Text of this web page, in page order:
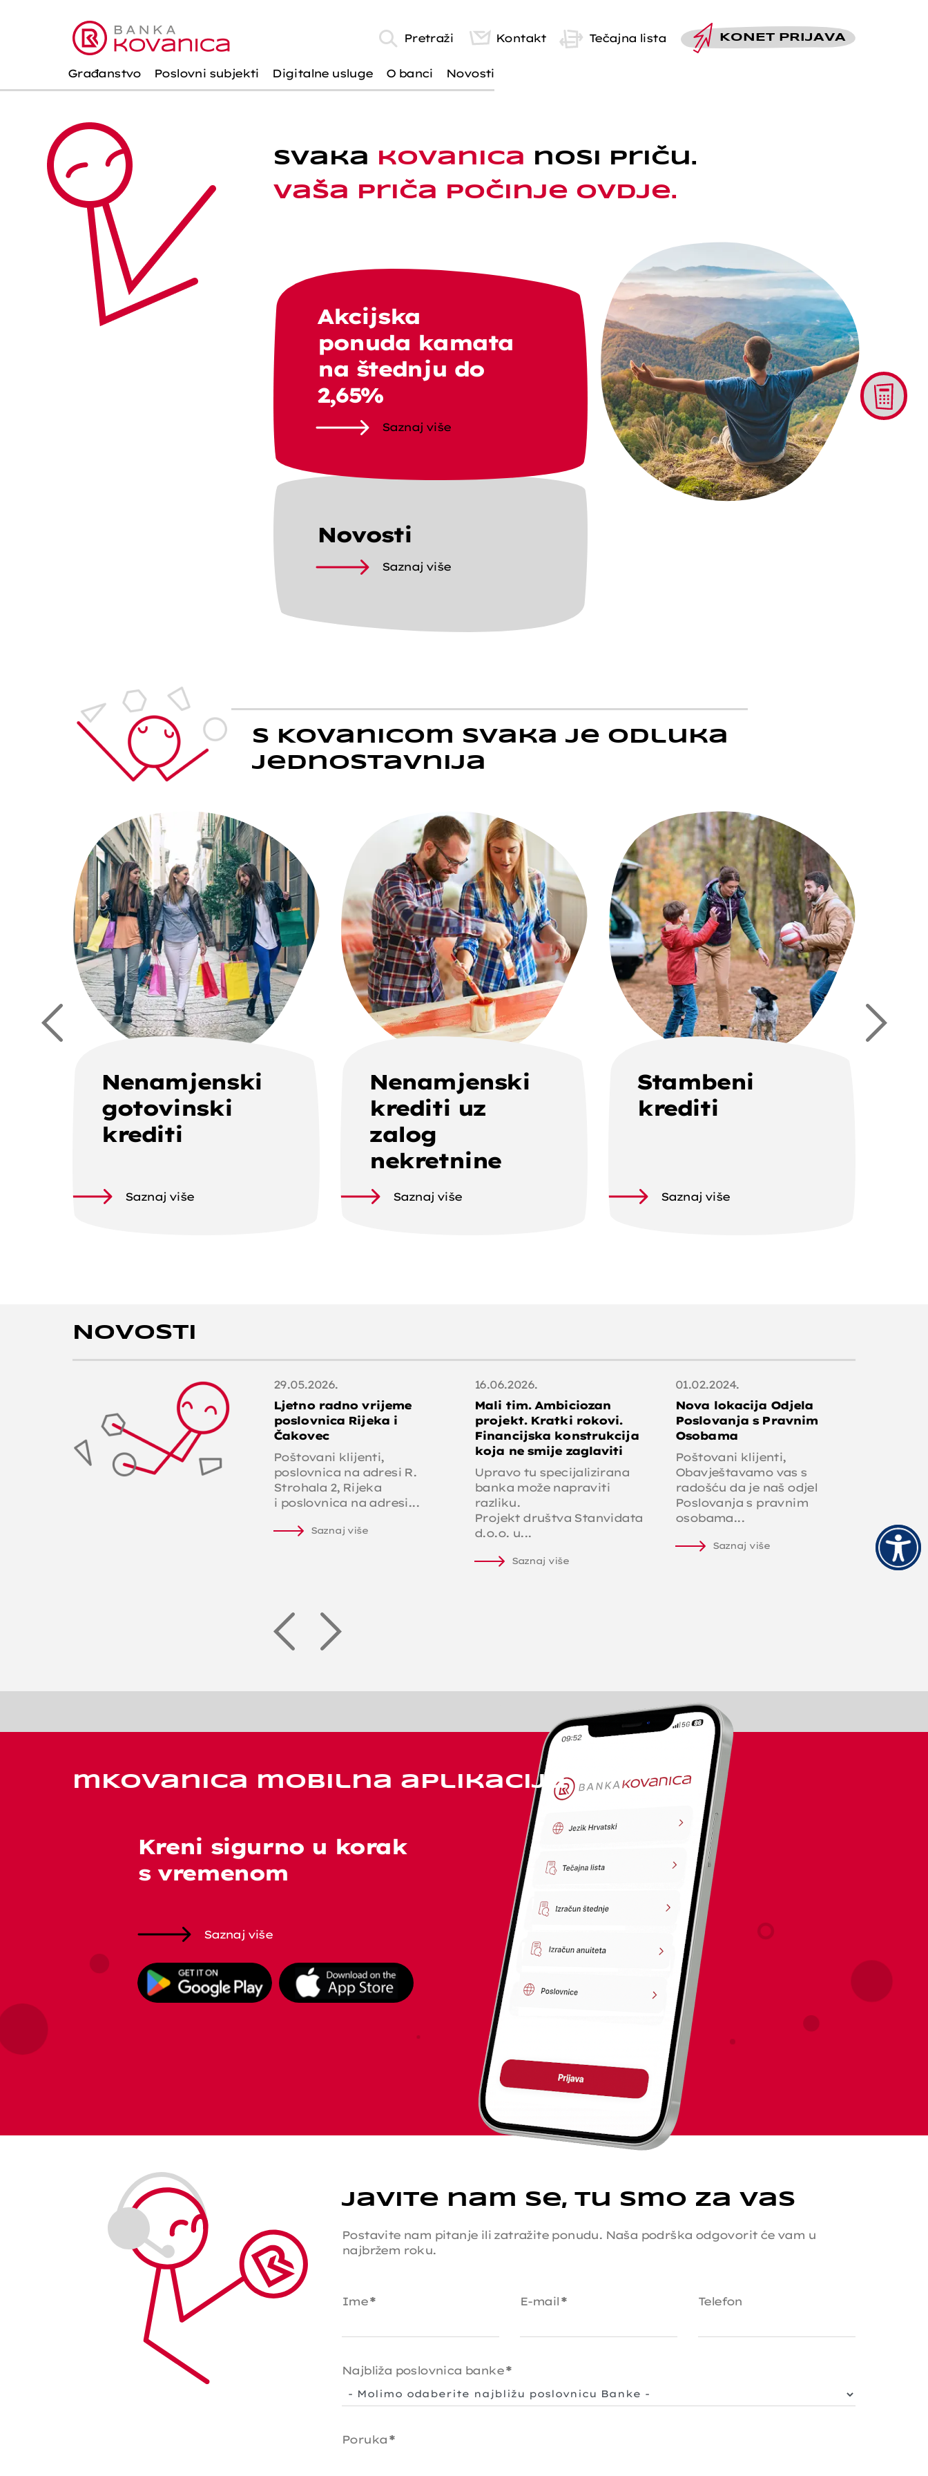
Pretraži Kontakt Tečajna lista KO NET PRIJAVA
Građanstvo Poslovni subjekti Digitalne usluge O banci Novosti
Svaka kovanica
nosi priču.
Vaša priča
počinje ovdje.
Akcijska
ponuda kamata
na štednju do
2,65%
Saznaj više
Novosti
Saznaj više
S Kovanicom svaka je odluka
jednostavnija
Nenamjenski
gotovinski
krediti
Saznaj više
Nenamjenski
krediti uz
zalog
nekretnine
Saznaj više
Stambeni
krediti
Saznaj više
Novosti
29.05.2026.
Ljetno radno vrijeme
poslovnica Rijeka i
Čakovec
Poštovani klijenti,
poslovnica na adresi R.
Strohala 2, Rijeka
i poslovnica na adresi...
Saznaj više
16.06.2026.
Mali tim. Ambiciozan
projekt. Kratki rokovi.
Financijska konstrukcija
koja ne smije zaglaviti
Upravo tu specijalizirana
banka može napraviti
razliku.
Projekt društva Stanvidata
d.o.o. u...
Saznaj više
01.02.2024.
Nova lokacija Odjela
Poslovanja s Pravnim
Osobama
Poštovani klijenti,
Obavještavamo vas s
radošću da je naš odjel
Poslovanja s pravnim
osobama...
Saznaj više
mKovanica mobilna aplikacija
Kreni sigurno u korak
s vremenom
Saznaj više
Javite nam se, tu smo za vas
Postavite nam pitanje ili zatražite ponudu. Naša podrška odgovorit će vam u
najbržem roku.
Ime* E-mail * Telefon
Najbliža poslovnica banke *
Poruka *
Alati